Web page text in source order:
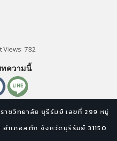
Views: 782
ความนี้
ชวิทยาลัย บุรีรัมย์ เลขที่ 299 หมู่
ำเภอสตึก จังหวัดบุรีรัมย์ 31150